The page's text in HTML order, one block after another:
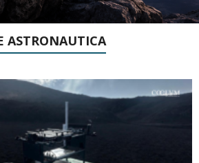
ASTRONAUTICA